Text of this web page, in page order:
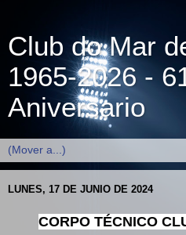
Club do Mar
1965-2026 -
Aniversario
LUNES, 17 DE JUNIO DE 2024
CORPO TÉCNICO